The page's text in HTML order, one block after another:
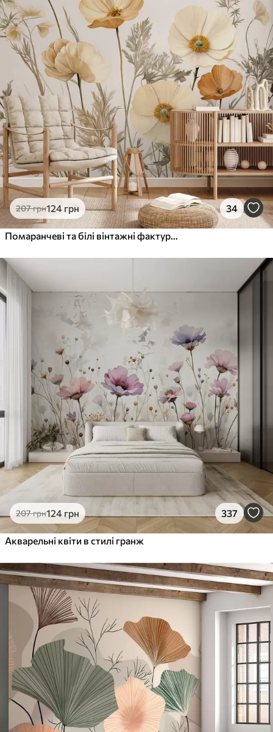
207грн124 грн 34
207грн124 грн 337
Акварельні квіти в стилі гранж